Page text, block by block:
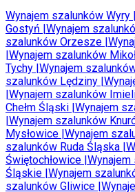
Wynajem szalunków Wyry
Gostyń Wynajem
szalunków Orzesze
Wynajem szalunków
Tychy Wynajem
szalunków Lędziny
Wynajem szalunków
Chełm Śląski Wynajem
Wynajem szalunków
Mysłowice Wynajem
szalunków Ruda Śląska
Świętochłowice
Śląskie Wynajem
szalunków Gliwice